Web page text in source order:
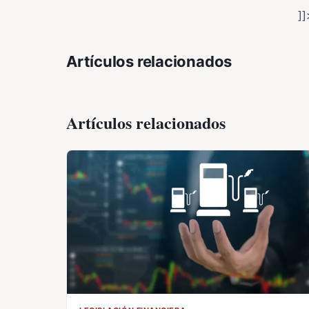
Artículos relacionados
Artículos relacionados